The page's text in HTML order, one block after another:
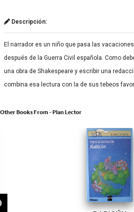
Descripción:
El narrador es un niño que pasa las
después de la Guerra Civil española. Como
una obra de Shakespeare y escribir una
combina esa lectura con la de sus tebeos
Other Books From - Plan Lector